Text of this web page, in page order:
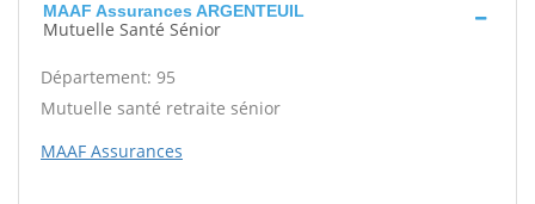
MAAF Assurances ARGENTEUIL
Mutuelle Santé Sénior
Département: 95
Mutuelle santé retraite sénior
MAAF Assurances